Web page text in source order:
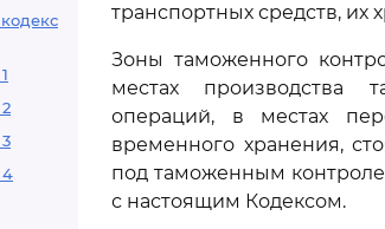
4
транспортных средств,
Зоны таможенного
местах производства
операций, в местах
временного хранения,
под таможенным
с настоящим Кодексом.